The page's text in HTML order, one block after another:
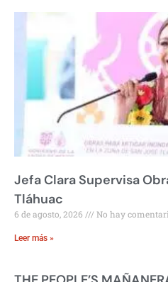
Jefa Clara Supervisa
Tláhuac
6 de agosto, 2026 No hay
Leer más »